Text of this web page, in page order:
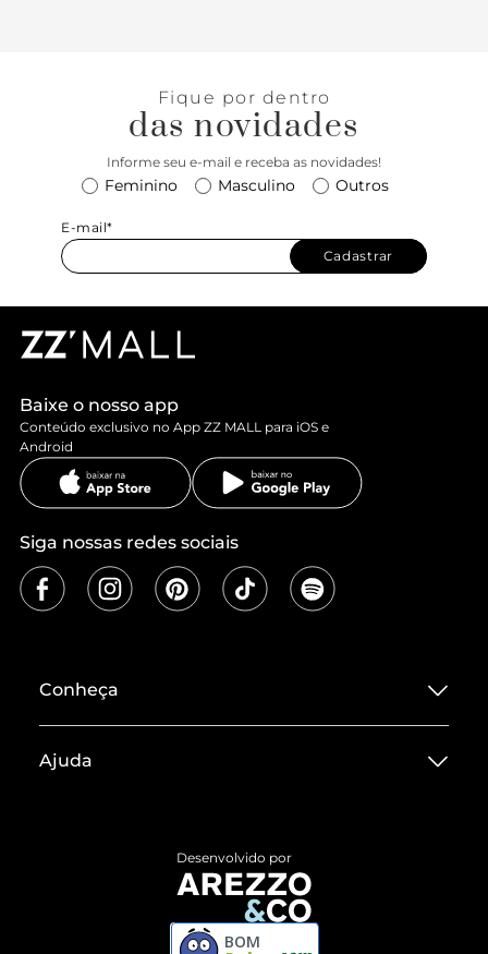
Fique por dentro
das novidades
Informe seu e-mail e receba as novidades!
Feminino Masculino Outros
E-mail*
Cadastrar
Baixe o nosso app
Conteúdo exclusivo no App ZZ MALL para iOS e
Android
Siga nossas redes sociais
Conheça
Termos de Uso
ZZ MALL é confiável
Ajuda
Devolução do Produto
Compre pelo WhatsApp
Desenvolvido por
BOM